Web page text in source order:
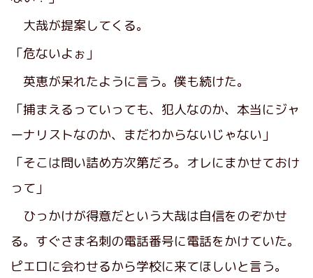
大哉が提案してくる。
「危ないよぉ」
英恵が呆れたように言う。僕も続けた。
「捕まえるっていっても、犯人なのか、本当にジャ
ーナリストなのか、まだわからないじゃない」
「そこは問い詰め方次第だろ。オレにまかせておけ
って」
ひっかけが得意だという大哉は自信をのぞかせ
る。すぐさま名刺の電話番号に電話をかけていた。
ピエロに会わせるから学校に来てほしいと言う。